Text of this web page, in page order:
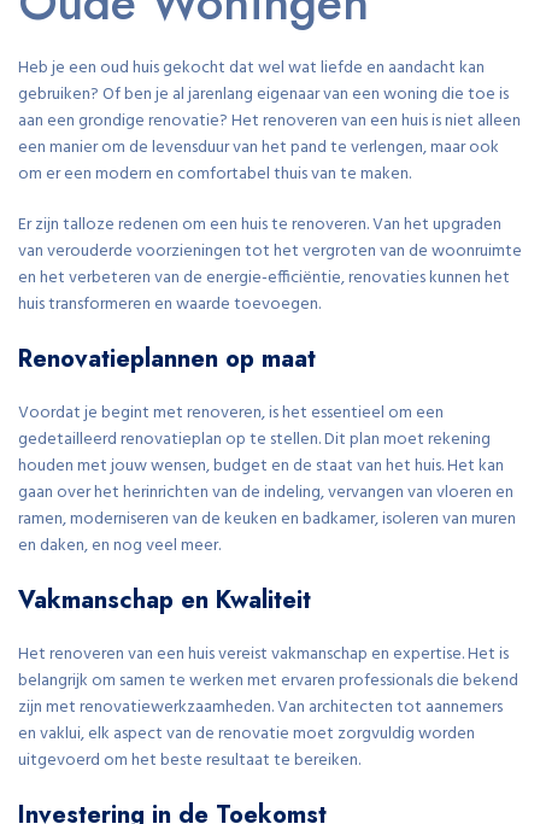
Heb je een oud huis gekocht dat wel wat liefde en aandacht kan
gebruiken? Of ben je al jarenlang eigenaar van een woning die toe is
aan een grondige renovatie? Het renoveren van een huis is niet alleen
een manier om de levensduur van het pand te verlengen, maar ook
om er een modern en comfortabel thuis van te maken.
Er zijn talloze redenen om een huis te renoveren. Van het upgraden
van verouderde voorzieningen tot het vergroten van de woonruimte
en het verbeteren van de energie-efficiëntie, renovaties kunnen het
huis transformeren en waarde toevoegen.
Renovatieplannen op maat
Voordat je begint met renoveren, is het essentieel om een
gedetailleerd renovatieplan op te stellen. Dit plan moet rekening
houden met jouw wensen, budget en de staat van het huis. Het kan
gaan over het herinrichten van de indeling, vervangen van vloeren en
ramen, moderniseren van de keuken en badkamer, isoleren van muren
en daken, en nog veel meer.
Vakmanschap en Kwaliteit
Het renoveren van een huis vereist vakmanschap en expertise. Het is
belangrijk om samen te werken met ervaren professionals die bekend
zijn met renovatiewerkzaamheden. Van architecten tot aannemers
en vaklui, elk aspect van de renovatie moet zorgvuldig worden
uitgevoerd om het beste resultaat te bereiken.
Investering in de Toekomst